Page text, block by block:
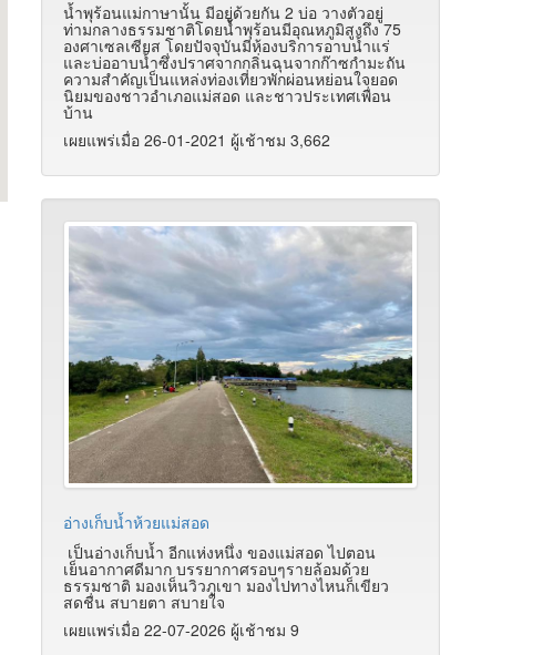
น้ำพุร้อนแม่กาษานั้น มีอยู่ด้วยกัน 2 บ่อ วางตัวอยู่
ท่ามกลางธรรมชาติโดยน้ำพุร้อนมีอุณหภูมิสูงถึง 75
องศาเซลเซียส โดยปัจจุบันมีห้องบริการอาบน้ำแร่
และบ่ออาบน้ำซึ่งปราศจากกลิ่นฉุนจากก๊าซกำมะถัน
ความสำคัญเป็นแหล่งท่องเที่ยวพักผ่อนหย่อนใจยอด
นิยมของชาวอำเภอแม่สอด และชาวประเทศเพื่อน
บ้าน
เผยแพร่เมื่อ 26-01-2021 ผู้เช้าชม 3,662
อ่างเก็บน้ำห้วยแม่สอด
เป็นอ่างเก็บน้ำ อีกแห่งหนึ่ง ของแม่สอด ไปตอน
เย็นอากาศดีมาก บรรยากาศรอบๆรายล้อมด้วย
ธรรมชาติ มองเห็นวิวภูเขา มองไปทางไหนก็เขียว
สดชื่น สบายตา สบายใจ
เผยแพร่เมื่อ 22-07-2026 ผู้เช้าชม 9